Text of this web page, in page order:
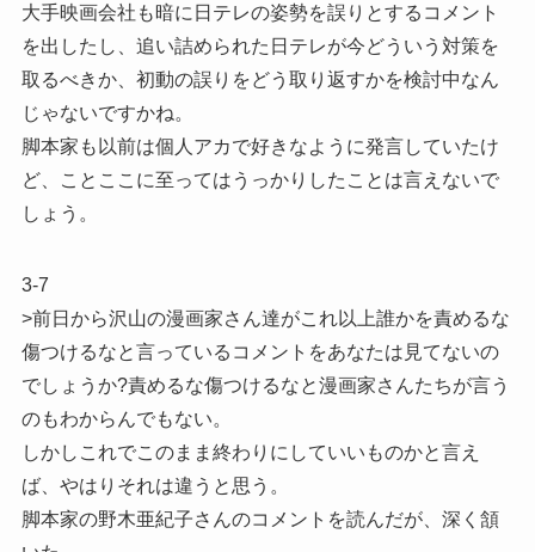
大手映画会社も暗に日テレの姿勢を誤りとするコメント
を出したし、追い詰められた日テレが今どういう対策を
取るべきか、初動の誤りをどう取り返すかを検討中なん
じゃないですかね。
脚本家も以前は個人アカで好きなように発言していたけ
ど、ことここに至ってはうっかりしたことは言えないで
しょう。
3-7
>前日から沢山の漫画家さん達がこれ以上誰かを責めるな
傷つけるなと言っているコメントをあなたは見てないの
でしょうか?責めるな傷つけるなと漫画家さんたちが言う
のもわからんでもない。
しかしこれでこのまま終わりにしていいものかと言え
ば、やはりそれは違うと思う。
脚本家の野木亜紀子さんのコメントを読んだが、深く頷